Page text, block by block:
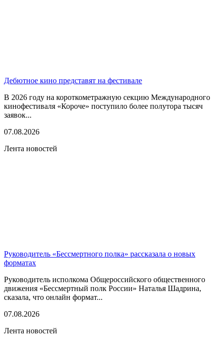
Дебютное кино представят на фестивале
В 2026 году на короткометражную секцию Международного
кинофестиваля «Короче» поступило более полутора тысяч
заявок...
07.08.2026
Лента новостей
Руководитель «Бессмертного полка» рассказала о новых
форматах
Руководитель исполкома Общероссийского общественного
движения «Бессмертный полк России» Наталья Шадрина,
сказала, что онлайн формат...
07.08.2026
Лента новостей